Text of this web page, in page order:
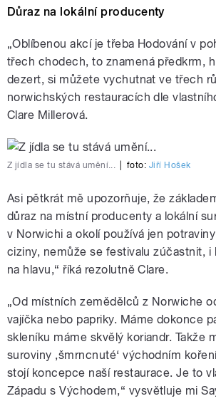
Důraz na lokální producenty
„Oblíbenou akcí je třeba Hodování v
třech chodech, to znamená předkrm,
dezert, si můžete vychutnat ve třech
norwichských restauracích dle
Clare Millerová.
Z jídla se tu stává umění... foto: Jiří Hošek
Asi pětkrát mě upozorňuje, že
důraz na místní producenty a lokální
v Norwichi a okolí používá jen
ciziny, nemůže se festivalu zúčastnit, i
na hlavu,“ říká rezolutně Clare.
„Od místních zemědělců z Norwiche
vajíčka nebo papriky. Máme dokonce
skleníku máme skvělý koriandr. Takže
suroviny ‚šmrncnuté‘ východním
stojí koncepce naší restaurace. Je to
Západu s Východem,“ vysvětluje mi